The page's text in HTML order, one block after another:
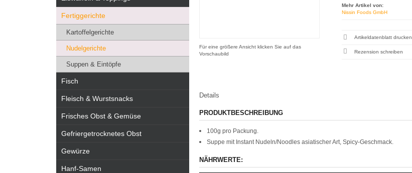
Für eine größere Ansicht klicken Sie auf das
Vorschaubild
Mehr Artikel von:
Nissin Foods GmbH
Artikeldatenblatt drucken
Rezension schreiben
Details
PRODUKTBESCHREIBUNG
100g pro Packung.
Suppe mit Instant Nudeln/Noodles asiatischer Art, Spicy-Geschmack.
NÄHRWERTE:
Fertiggerichte
Kartoffelgerichte
Nudelgerichte
Suppen & Eintöpfe
Fisch
Fleisch & Wurstsnacks
Frisches Obst & Gemüse
Gefriergetrocknetes Obst
Gewürze
Hanf-Samen